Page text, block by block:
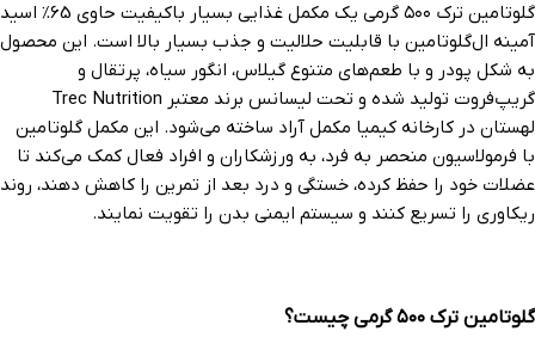
گلوتامین ترک ۵۰۰ گرمی یک مکمل غذایی بسیار باکیفیت حاوی 65% اسید
آمینه ال‌گلوتامین با قابلیت حلالیت و جذب بسیار بالا است. این محصول
به شکل پودر و با طعم‌های متنوع گیلاس، انگور سیاه، پرتقال و
گریپ‌فروت تولید شده و تحت لیسانس برند معتبر Trec Nutrition
لهستان در کارخانه کیمیا مکمل آراد ساخته می‌شود. این مکمل گلوتامین
با فرمولاسیون منحصر به فرد، به ورزشکاران و افراد فعال کمک می‌کند تا
عضلات خود را حفظ کرده، خستگی و درد بعد از تمرین را کاهش دهند، روند
ریکاوری را تسریع کنند و سیستم ایمنی بدن را تقویت نمایند.
گلوتامین ترک ۵۰۰ گرمی چیست؟